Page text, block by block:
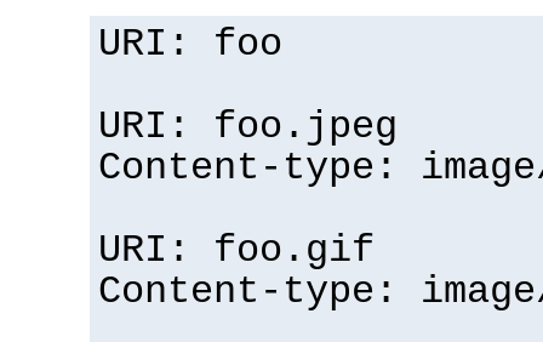
URI: foo
URI: foo.jpeg
Content-type:
URI: foo.gif
Content-type: